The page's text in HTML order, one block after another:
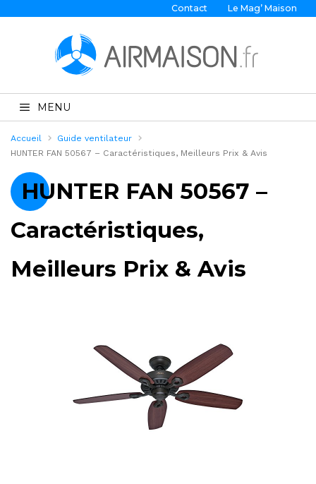
Contact Le Mag’ Maison
MENU
Accueil
Guide ventilateur
HUNTER FAN 50567 – Caractéristiques, Meilleurs Prix & Avis
HUNTER FAN 50567 –
Caractéristiques,
Meilleurs Prix & Avis